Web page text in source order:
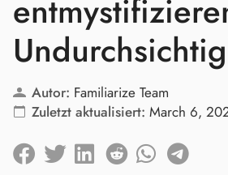
Autor: Familiarize Team
Zuletzt aktualisiert: March 6,